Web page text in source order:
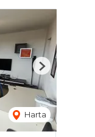
Harta
Next